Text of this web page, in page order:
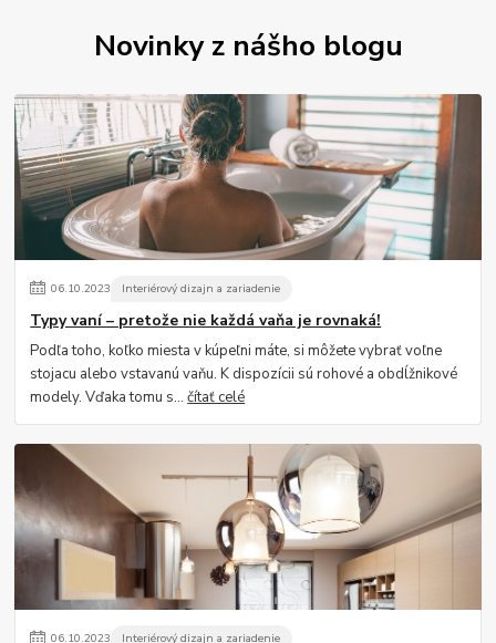
Novinky z nášho blogu
06.10.2023 Interiérový dizajn a zariadenie
Typy vaní – pretože nie každá vaňa je rovnaká!
Podľa toho, koľko miesta v kúpeľni máte, si môžete vybrať voľne
stojacu alebo vstavanú vaňu. K dispozícii sú rohové a obdĺžnikové
modely. Vďaka tomu s...čítať celé
06.10.2023 Interiérový dizajn a zariadenie